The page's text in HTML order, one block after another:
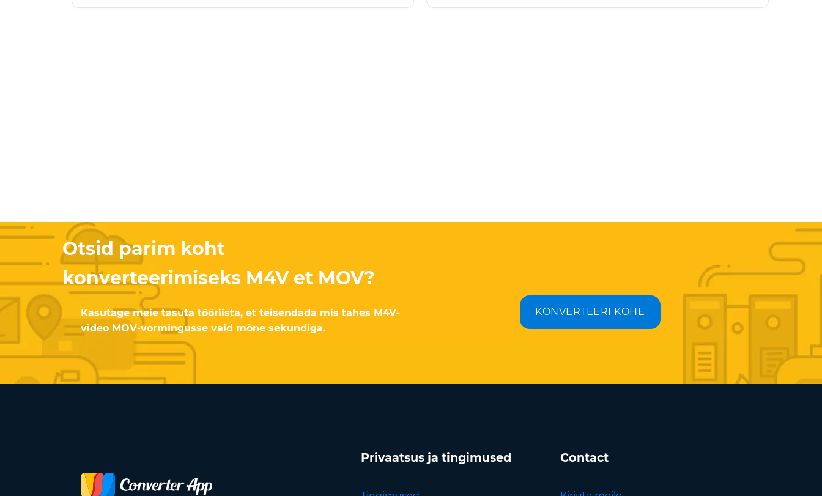
Otsid parim koht
konverteerimiseks M4V et MOV?
Kasutage meie tasuta tööriista, et teisendada mis tahes M4V-
video MOV-vormingusse vaid mõne sekundiga.
KONVERTEERI KOHE
Privaatsus ja tingimused Contact